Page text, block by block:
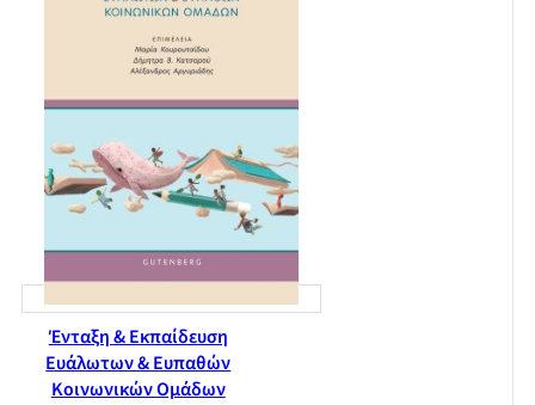
Ένταξη & Εκπαίδευση
Ευάλωτων & Ευπαθών
Κοινωνικών Ομάδων